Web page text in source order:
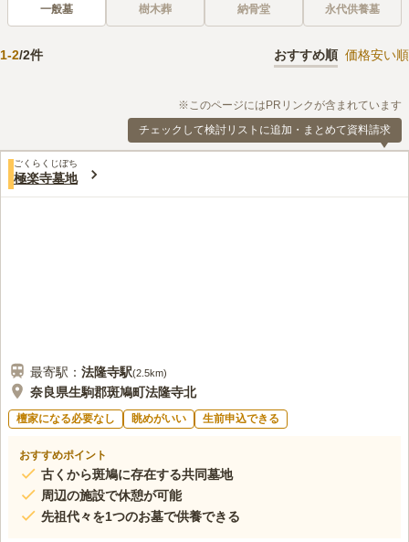
一般墓 樹木葬 納骨堂 永代供養墓
1-2/2件 おすすめ順 価格安い順
※このページにはPRリンクが含まれています
チェックして検討リストに追加・まとめて資料請求
ごくらくじぼち
極楽寺墓地
最寄駅： 法隆寺駅(2.5km)
奈良県生駒郡斑鳩町法隆寺北
檀家になる必要なし 眺めがいい 生前申込できる
おすすめポイント
古くから斑鳩に存在する共同墓地
周辺の施設で休憩が可能
先祖代々を1つのお墓で供養できる